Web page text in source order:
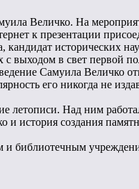
Величко. На
к презентации
исторических
в свет первой
Самуила
его никогда не
Над ним
и история создания
и библиотечным